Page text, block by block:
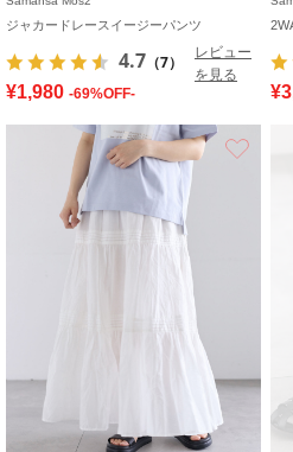
ジャカードレースイージーパンツ
4.7 （7）
レビュー
を見る
¥1,980 -69%OFF-